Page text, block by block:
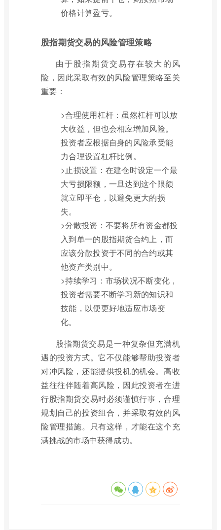
价格计算盈亏。
股指期货交易的风险管理策略
由于股指期货交易存在较大的风
险，因此采取有效的风险管理策略至关
重要：
>合理使用杠杆：虽然杠杆可以放
大收益，但也会相应增加风险。
投资者应根据自身的风险承受能
力合理设置杠杆比例。
>止损设置：在建仓时设定一个最
大亏损限额，一旦达到这个限额
就立即平仓，以避免更大的损
失。
>分散投资：不要将所有资金都投
入到单一的股指期货合约上，而
应该分散投资于不同的合约或其
他资产类别中。
>持续学习：市场状况不断变化，
投资者需要不断学习新的知识和
技能，以便更好地适应市场变
化。
股指期货交易是一种复杂但充满机
遇的投资方式。它不仅能够帮助投资者
对冲风险，还能提供投机的机会。高收
益往往伴随着高风险，因此投资者在进
行股指期货交易时必须谨慎行事，合理
规划自己的投资组合，并采取有效的风
险管理措施。只有这样，才能在这个充
满挑战的市场中获得成功。